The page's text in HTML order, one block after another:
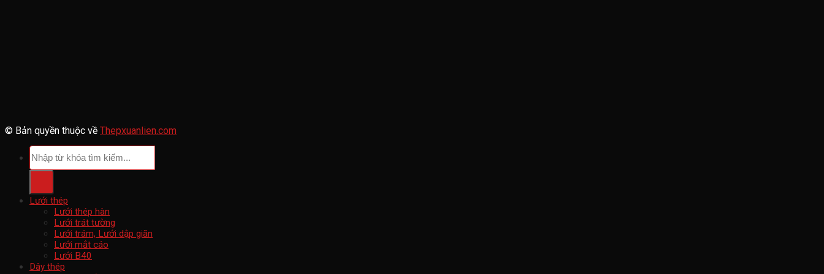
© Bản quyền thuộc về Thepxuanlien.com
Tìm
kiếm:
Lưới thép
Lưới thép hàn
Lưới trát tường
Lưới trám, Lưới dập giãn
Lưới mắt cáo
Lưới B40
Dây thép